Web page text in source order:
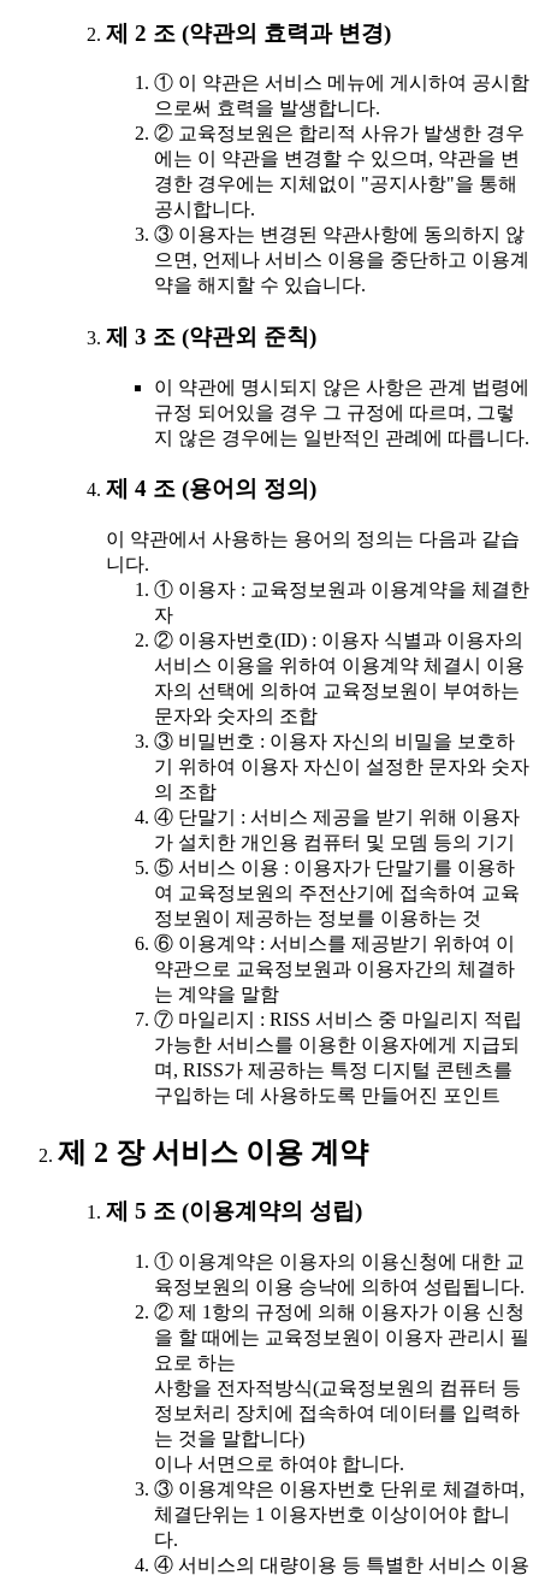
제 2 조 (약관의 효력과 변경)
① 이 약관은 서비스 메뉴에 게시하여 공시함
으로써 효력을 발생합니다.
② 교육정보원은 합리적 사유가 발생한 경우
에는 이 약관을 변경할 수 있으며, 약관을 변
경한 경우에는 지체없이 "공지사항"을 통해
공시합니다.
③ 이용자는 변경된 약관사항에 동의하지 않
으면, 언제나 서비스 이용을 중단하고 이용계
약을 해지할 수 있습니다.
제 3 조 (약관외 준칙)
이 약관에 명시되지 않은 사항은 관계 법령에
규정 되어있을 경우 그 규정에 따르며, 그렇
지 않은 경우에는 일반적인 관례에 따릅니다.
제 4 조 (용어의 정의)
이 약관에서 사용하는 용어의 정의는 다음과 같습
니다.
① 이용자 : 교육정보원과 이용계약을 체결한
자
② 이용자번호(ID) : 이용자 식별과 이용자의
서비스 이용을 위하여 이용계약 체결시 이용
자의 선택에 의하여 교육정보원이 부여하는
문자와 숫자의 조합
③ 비밀번호 : 이용자 자신의 비밀을 보호하
기 위하여 이용자 자신이 설정한 문자와 숫자
의 조합
④ 단말기 : 서비스 제공을 받기 위해 이용자
가 설치한 개인용 컴퓨터 및 모뎀 등의 기기
⑤ 서비스 이용 : 이용자가 단말기를 이용하
여 교육정보원의 주전산기에 접속하여 교육
정보원이 제공하는 정보를 이용하는 것
⑥ 이용계약 : 서비스를 제공받기 위하여 이
약관으로 교육정보원과 이용자간의 체결하
는 계약을 말함
⑦ 마일리지 : RISS 서비스 중 마일리지 적립
가능한 서비스를 이용한 이용자에게 지급되
며, RISS가 제공하는 특정 디지털 콘텐츠를
구입하는 데 사용하도록 만들어진 포인트
제 2 장 서비스 이용 계약
제 5 조 (이용계약의 성립)
① 이용계약은 이용자의 이용신청에 대한 교
육정보원의 이용 승낙에 의하여 성립됩니다.
② 제 1항의 규정에 의해 이용자가 이용 신청
을 할 때에는 교육정보원이 이용자 관리시 필
요로 하는
사항을 전자적방식(교육정보원의 컴퓨터 등
정보처리 장치에 접속하여 데이터를 입력하
는 것을 말합니다)
이나 서면으로 하여야 합니다.
③ 이용계약은 이용자번호 단위로 체결하며,
체결단위는 1 이용자번호 이상이어야 합니
다.
④ 서비스의 대량이용 등 특별한 서비스 이용